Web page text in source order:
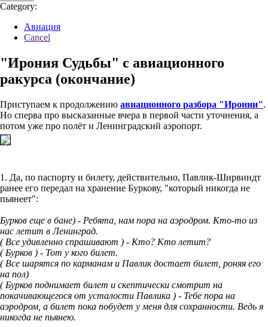
Category:
Авиация
Cancel
"Ирония Судьбы" с авиационного
ракурса (окончание)
Приступаем к продолжению авиационного разбора "Иронии".
Но сперва про высказанные вчера в первой части уточнения, а
потом уже про полёт и Ленинградский аэропорт.
1. Да, по паспорту и билету, действительно, Павлик-Ширвиндт
ранее его передал на хранение Буркову, "который никогда не
пьянеет":
Бурков еще в бане) - Ребята, нам пора на аэродром. Кто-то из
нас летит в Ленинград.
( Все удивленно спрашивают ) - Кто? Кто летит?
( Бурков ) - Тот у кого билет.
( Все шарятся по карманам и Павлик достает билет, роняя его
на пол)
( Бурков поднимает билет и скептически смотрит на
покачивающегося от усталости Павлика ) - Тебе пора на
аэродром, а билет пока побудет у меня для сохранности. Ведь я
никогда не пьянею.